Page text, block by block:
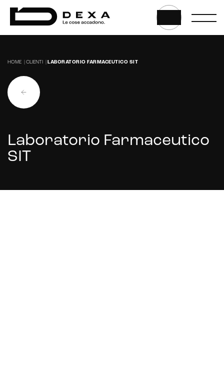
Payment gateway integration
HOME CLIENTI LABORATORIO FARMACEUTICO SIT
Laboratorio Farmaceutico
SIT